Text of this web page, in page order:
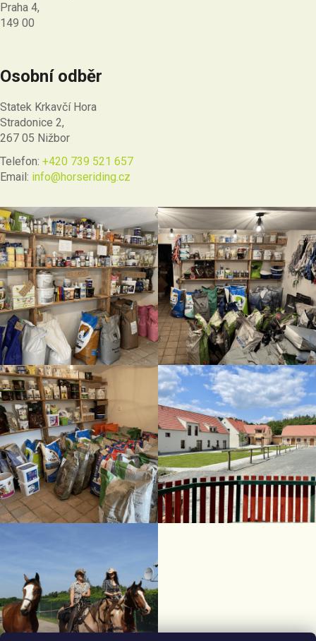
Praha 4,
149 00
Osobní odběr
Statek Krkavčí Hora
Stradonice 2,
267 05 Nižbor
Telefon: +420 739 521 657
Email: info@horseriding.cz